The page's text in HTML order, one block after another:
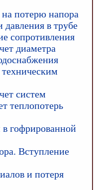
потерю напора
давления в трубе
сопротивления
диаметра
систем
теплопотерь
в гофрированной
Вступление
и потеря